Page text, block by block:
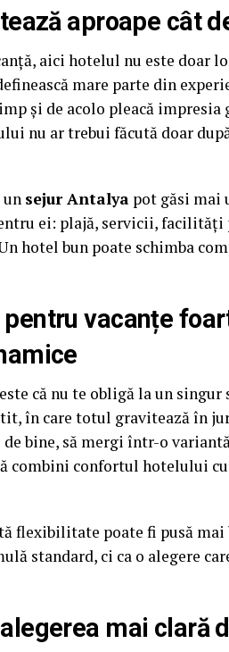
aproape cât
aici hotelul nu este doar
mare parte din
și de acolo pleacă impresia
nu ar trebui făcută doar
un sejur Antalya pot găsi mai
ei: plajă, servicii,
hotel bun poate schimba
vacanțe
că nu te obligă la un singur
în care totul gravitează în
bine, să mergi într-o
combini confortul hotelului
flexibilitate poate fi pusă mai
standard, ci ca o alegere
mai clară